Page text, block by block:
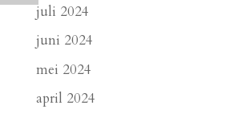
juli 2024
juni 2024
mei 2024
april 2024